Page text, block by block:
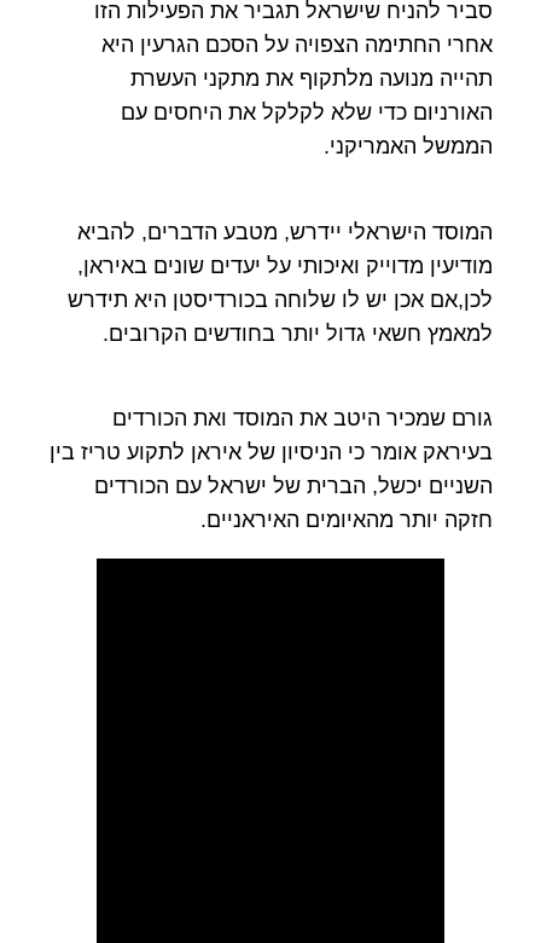
סביר להניח שישראל תגביר את הפעילות הזו
אחרי החתימה הצפויה על הסכם הגרעין היא
תהייה מנועה מלתקוף את מתקני העשרת
האורניום כדי שלא לקלקל את היחסים עם
הממשל האמריקני.
המוסד הישראלי יידרש, מטבע הדברים, להביא
מודיעין מדוייק ואיכותי על יעדים שונים באיראן,
לכן,אם אכן יש לו שלוחה בכורדיסטן היא תידרש
למאמץ חשאי גדול יותר בחודשים הקרובים.
גורם שמכיר היטב את המוסד ואת הכורדים
בעיראק אומר כי הניסיון של איראן לתקוע טריז בין
השניים יכשל, הברית של ישראל עם הכורדים
חזקה יותר מהאיומים האיראניים.